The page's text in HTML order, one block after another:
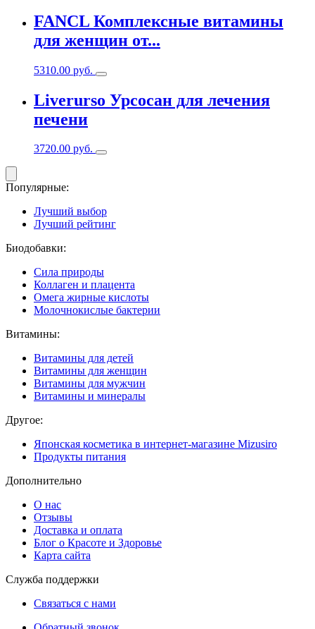
FANCL Комплексные витамины
для женщин от...
5310.00 руб.
Liverurso Урсосан для лечения
печени
3720.00 руб.
Популярные:
Лучший выбор
Лучший рейтинг
Биодобавки:
Сила природы
Коллаген и плацента
Омега жирные кислоты
Молочнокислые бактерии
Витамины:
Витамины для детей
Витамины для женщин
Витамины для мужчин
Витамины и минералы
Другое:
Японская косметика в интернет-магазине Mizusiro
Продукты питания
Дополнительно
О нас
Отзывы
Доставка и оплата
Блог о Красоте и Здоровье
Карта сайта
Служба поддержки
Связаться с нами